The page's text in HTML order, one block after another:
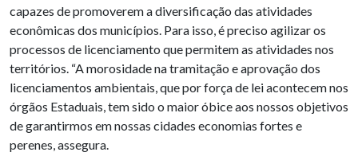
capazes de promoverem a diversificação das atividades
econômicas dos municípios. Para isso, é preciso agilizar os
processos de licenciamento que permitem as atividades nos
territórios. “A morosidade na tramitação e aprovação dos
licenciamentos ambientais, que por força de lei acontecem nos
órgãos Estaduais, tem sido o maior óbice aos nossos objetivos
de garantirmos em nossas cidades economias fortes e
perenes, assegura.